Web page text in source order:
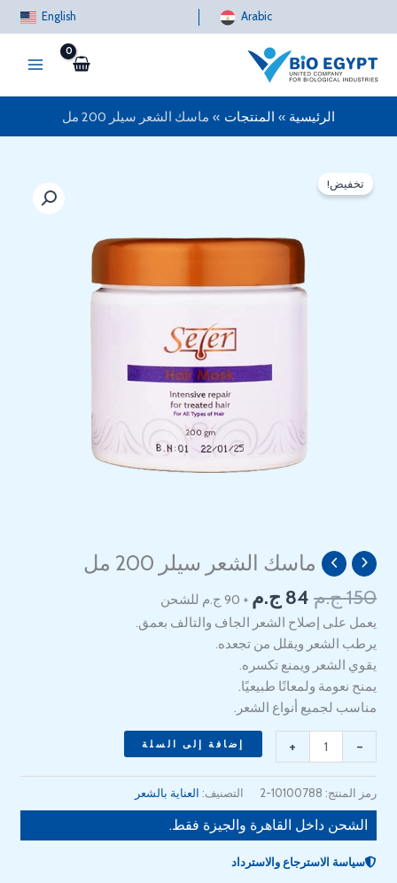
إلى
English Arabic
الرئيسية المنتجات ماسك الشعر سيلر 200 مل
تخفيض!
ماسك الشعر سيلر 200 مل
150ج.م
السعر
هو:
150 EGP.
84 ج.م
السعر
الحالي
هو:
84 EGP.
+ 90 ج.م للشحن
يعمل على إصلاح الشعر الجاف والتالف بعمق.
يرطب الشعر ويقلل من تجعده.
يقوي الشعر ويمنع تكسره.
يمنح نعومة ولمعانًا طبيعيًا.
مناسب لجميع أنواع الشعر.
-
كمية
Hair
Mask
200ml
+ إضافة إلى السلة
رمز المنتج: 10100788-2 التصنيف: العناية بالشعر
الشحن داخل القاهرة والجيزة فقط.
سياسة الاسترجاع والاسترداد